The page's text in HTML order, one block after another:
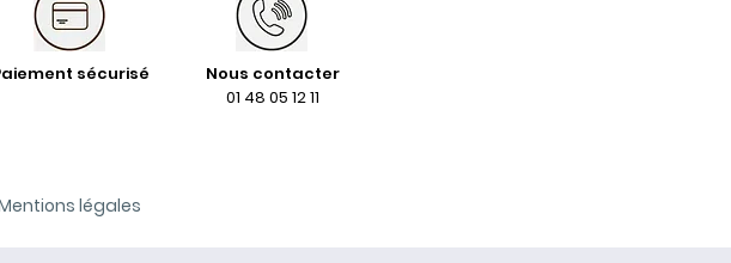
sécurisé
Nous contacter
01 48 05 12 11
légales